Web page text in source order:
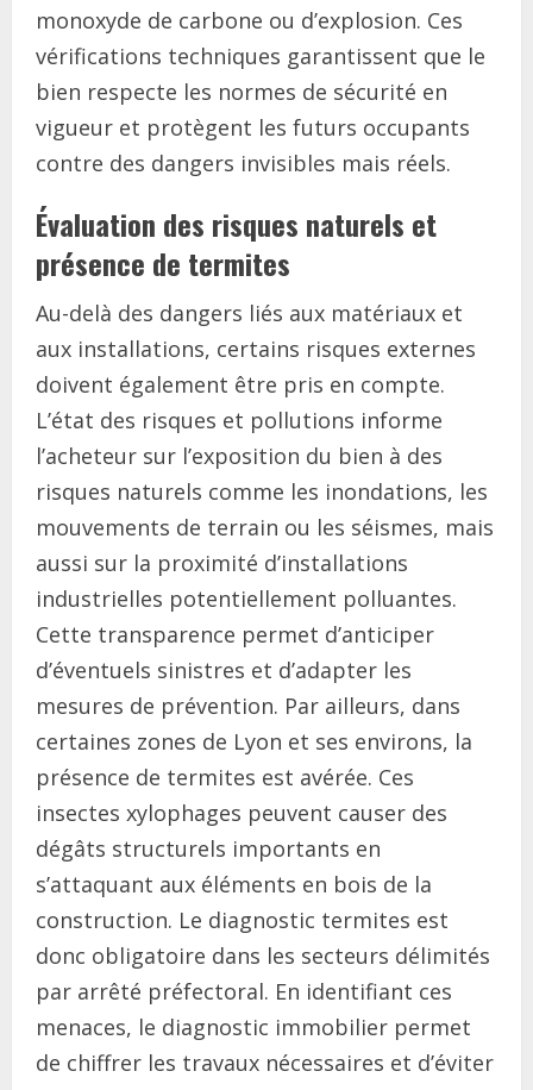
monoxyde de carbone ou d’explosion. Ces
vérifications techniques garantissent que le
bien respecte les normes de sécurité en
vigueur et protègent les futurs occupants
contre des dangers invisibles mais réels.
Évaluation des risques naturels et
présence de termites
Au-delà des dangers liés aux matériaux et
aux installations, certains risques externes
doivent également être pris en compte.
L’état des risques et pollutions informe
l’acheteur sur l’exposition du bien à des
risques naturels comme les inondations, les
mouvements de terrain ou les séismes, mais
aussi sur la proximité d’installations
industrielles potentiellement polluantes.
Cette transparence permet d’anticiper
d’éventuels sinistres et d’adapter les
mesures de prévention. Par ailleurs, dans
certaines zones de Lyon et ses environs, la
présence de termites est avérée. Ces
insectes xylophages peuvent causer des
dégâts structurels importants en
s’attaquant aux éléments en bois de la
construction. Le diagnostic termites est
donc obligatoire dans les secteurs délimités
par arrêté préfectoral. En identifiant ces
menaces, le diagnostic immobilier permet
de chiffrer les travaux nécessaires et d’éviter